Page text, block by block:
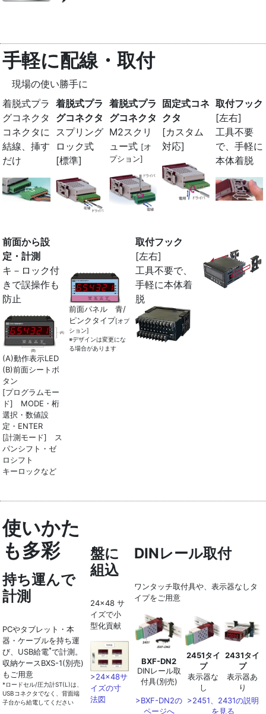
手軽に配線・取付
現場の使い勝手に
着脱式プラ
グコネクタ
コネクタに
結線、挿す
だけ
着脱式プラ
グコネクタ
スプリング
ロック式
[標準]
着脱式プラ
グコネクタ
M2スクリ
ュー式 [オ
プション]
固定式コネ
クタ
[カスタム
対応]
取付フック
[左右]
工具不要
で、手軽に
本体着脱
前面から設
定・計測
キ－ロック付
きで誤操作も
防止
(A)動作表示LED
(B)前面シートボ
タン
[プログラムモー
ド] MODE・桁
選択・数値設
定・ENTER
[計測モード] ス
パンシフト・ゼ
ロシフト
キーロックなど
前面パネル 青/
ピンクタイプ[オプ
ション]
※デザインは変更にな
る場合があります
取付フック
[左右]
工具不要で、
手軽に本体着
脱
使いかた
も多彩
持ち運んで
計測
PCやタブレット・本
器・ケーブルを持ち運
び、USB給電*で計測。
収納ケースBXS-1(別売)
もご用意
*ロードセル/圧力計ST(L)は、
USBコネクタでなく、背面端
子台から給電してください
盤に
組込
24x48 サ
イズで小
型化貢献
>24x48サ
イズの寸
法図
DINレール取付
ワンタッチ取付具や、表示器なしタ
イプをご用意
BXF-DN2
DINレール取
付具(別売)
2451タイ
プ
表示器な
し
2431タイ
プ
表示器あ
り
>BXF-DN2の
ページへ
>2451、2431の説明
を見る